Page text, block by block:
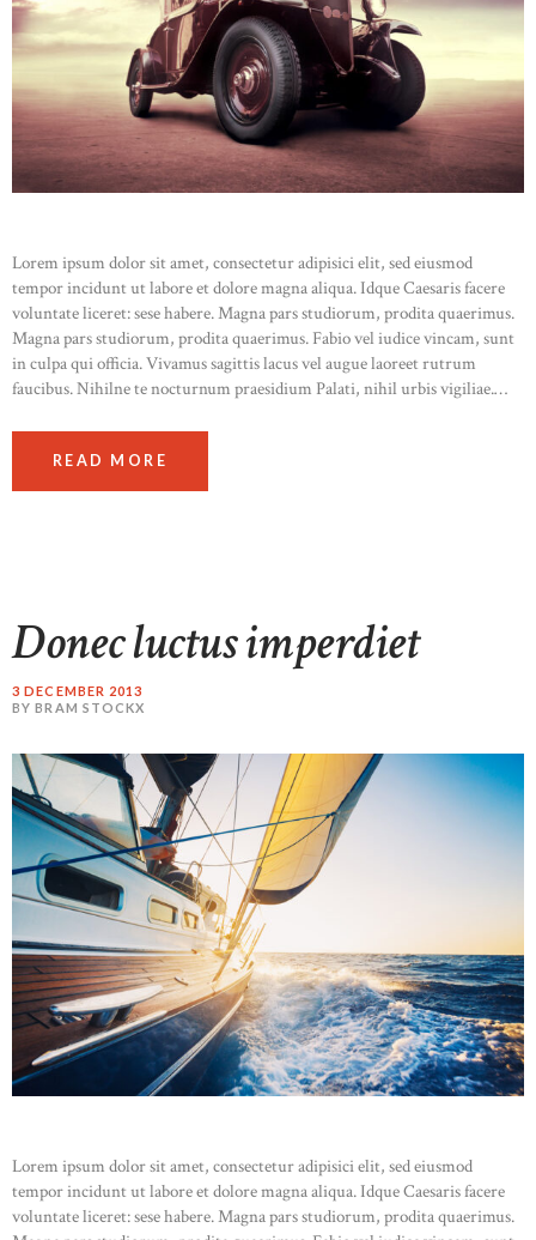
Lorem ipsum dolor sit amet, consectetur adipisici elit, sed eiusmod
tempor incidunt ut labore et dolore magna aliqua. Idque Caesaris facere
voluntate liceret: sese habere. Magna pars studiorum, prodita quaerimus.
Magna pars studiorum, prodita quaerimus. Fabio vel iudice vincam, sunt
in culpa qui officia. Vivamus sagittis lacus vel augue laoreet rutrum
faucibus. Nihilne te nocturnum praesidium Palati, nihil urbis vigiliae.…
READ MORE
Donec luctus imperdiet
3 DECEMBER 2013
BY BRAM STOCKX
Lorem ipsum dolor sit amet, consectetur adipisici elit, sed eiusmod
tempor incidunt ut labore et dolore magna aliqua. Idque Caesaris facere
voluntate liceret: sese habere. Magna pars studiorum, prodita quaerimus.